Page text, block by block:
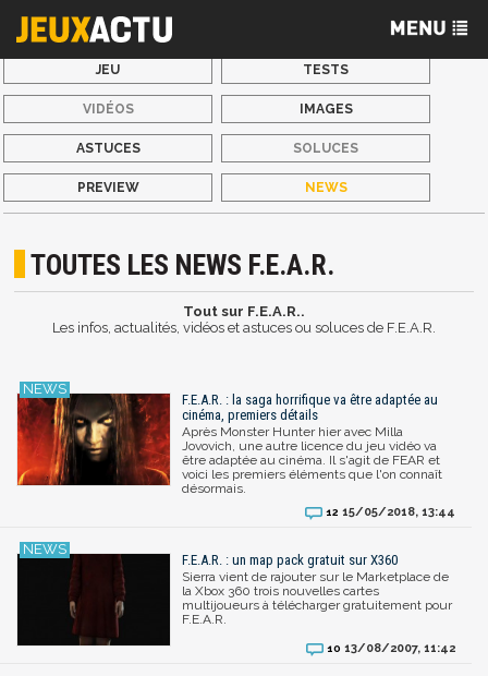
JEU TESTS
VIDÉOS IMAGES
ASTUCES SOLUCES
PREVIEW NEWS
TOUTES LES NEWS F.E.A.R.
Tout sur F.E.A.R..
Les infos, actualités, vidéos et astuces ou soluces de F.E.A.R.
F.E.A.R. : la saga horrifique va être adaptée au
cinéma, premiers détails
Après Monster Hunter hier avec Milla
Jovovich, une autre licence du jeu vidéo va
être adaptée au cinéma. Il s'agit de FEAR et
voici les premiers éléments que l'on connaît
désormais.
12 15/05/2018, 13:44
F.E.A.R. : un map pack gratuit sur X360
Sierra vient de rajouter sur le Marketplace de
la Xbox 360 trois nouvelles cartes
multijoueurs à télécharger gratuitement pour
F.E.A.R.
10 13/08/2007, 11:42